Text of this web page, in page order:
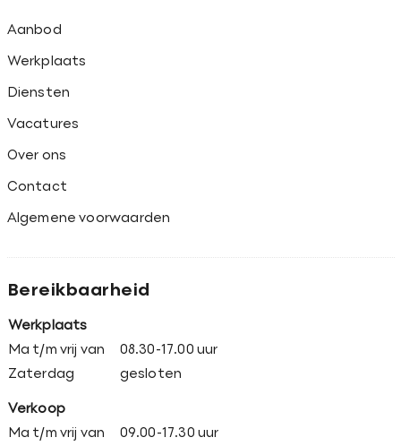
Aanbod
Werkplaats
Diensten
Vacatures
Over ons
Contact
Algemene voorwaarden
Bereikbaarheid
Werkplaats
Ma t/m vrij van
08.30-17.00 uur
Zaterdag
gesloten
Verkoop
Ma t/m vrij van
09.00-17.30 uur